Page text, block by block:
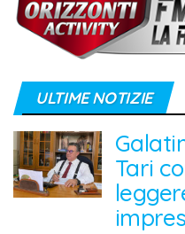
ULTIME NOTIZIE
Tari